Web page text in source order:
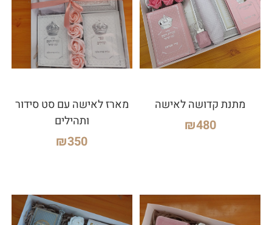
מתנת קדושה לאישה
₪480
מארז לאישה עם סט סידור
ותהילים
₪350